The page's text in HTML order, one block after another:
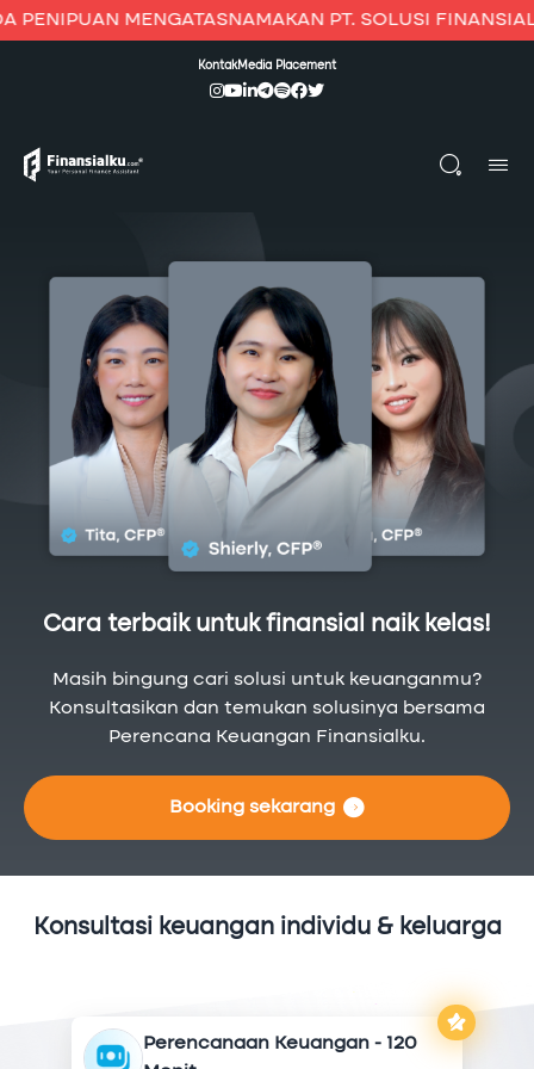
PENIPUAN MENGATASNAMAKAN PT. SOLUSI
KontakMedia Placement
Cara terbaik untuk finansial naik kelas!
Masih bingung cari solusi untuk keuanganmu?
Konsultasikan dan temukan solusinya bersama
Perencana Keuangan Finansialku.
Booking sekarang
Konsultasi keuangan individu & keluarga
Perencanaan Keuangan - 120